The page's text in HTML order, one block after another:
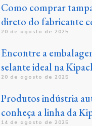
Como comprar
direto do fabricante
20 de agosto de 2025
Encontre a
selante ideal na
20 de agosto de 2025
Produtos indústria
conheça a linha da
14 de agosto de 2025